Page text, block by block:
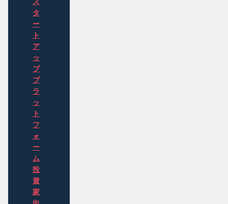
タ
ー
ト
ア
ッ
プ
プ
ラ
ッ
ト
フ
ォ
ー
ム
投
資
家